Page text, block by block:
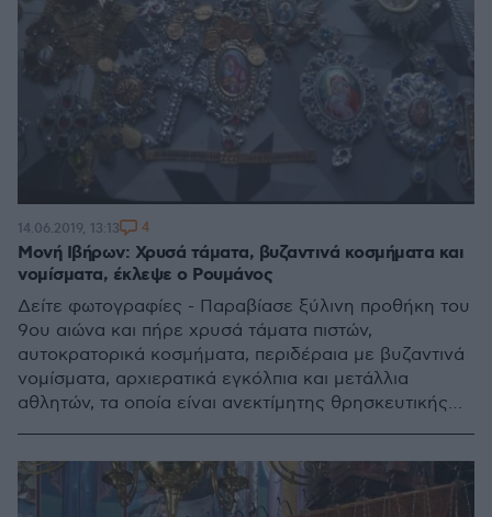
Μονή Ιβήρων: Χρυσά τάματα, βυζαντινά κοσμήματα και
νομίσματα, έκλεψε ο Ρουμάνος
Δείτε φωτογραφίες - Παραβίασε ξύλινη προθήκη του
9ου αιώνα και πήρε χρυσά τάματα πιστών,
αυτοκρατορικά κοσμήματα, περιδέραια με βυζαντινά
νομίσματα, αρχιερατικά εγκόλπια και μετάλλια
αθλητών, τα οποία είναι ανεκτίμητης θρησκευτικής
14.06.2019, 13:13 4